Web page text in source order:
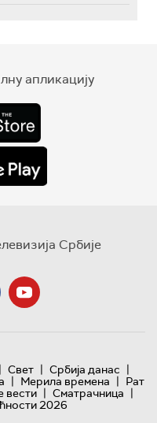
апликацију
Србије
| Свет | Србија данас |
| Мерила времена | Рат
вести | Сматрачница |
2026